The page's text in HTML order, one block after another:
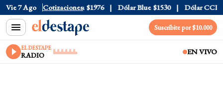
Vie 7 Ago Cotizaciones
$1520 Dólar Tarjeta $1976 Dólar Blue $1530 Dólar CCL
Suscribite por $10.000
EL DESTAPE
RADIO EN VIVO